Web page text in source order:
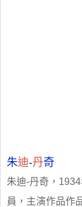
朱迪-丹奇
朱迪-丹奇，
員，主演作品作